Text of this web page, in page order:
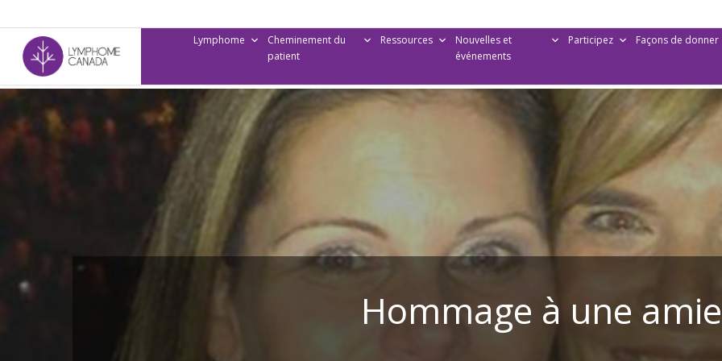
to
main
content
Lymphome
Cheminement du
patient
Ressources
Nouvelles et
événements
Participez Façons de donner
Hommage à une amie